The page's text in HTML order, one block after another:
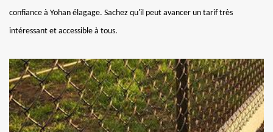
confiance à Yohan élagage. Sachez qu'il peut avancer un tarif très
intéressant et accessible à tous.